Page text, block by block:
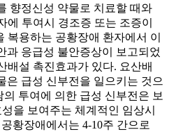
향정신성 약물로 치료할 때와
에 투여시 경조증 또는 조증이
복용하는 공황장애 환자에서 이
과 응급성 불안증상이 보고되었
배설 촉진효과가 있다. 요산배
은 급성 신부전을 일으키는 것으
투여에 의한 급성 신부전은 보
을 보여주는 체계적인 임상시
황장애에서는 4-10주 간으로